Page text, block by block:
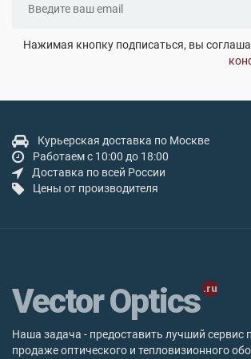
Нажимая кнопку подписаться, вы
Курьерская доставка по Москве
Работаем с 10:00 до 18:00
Доставка по всей России
Цены от производителя
Vector Optics
Наша задача - предоставить лучший сервис
продаже оптического и тепловизионного